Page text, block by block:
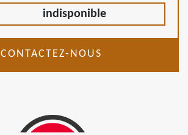
indisponible
CONTACTEZ-NOUS